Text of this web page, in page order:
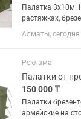
Палатка 3х10м.
растяжках,
брезентовые
растяжках, на
5-12 чел....
Алматы, сегодня
Реклама
Палатки от
150 000 ₸
Палатки
армейские на